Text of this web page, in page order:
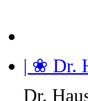
| ❀ Dr.
Dr.